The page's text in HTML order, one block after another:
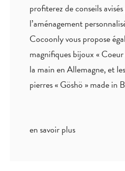
profiterez deconseils avisés
l’aménagement
Cocoonly vous propose
magnifiques bijoux « Coeur
la main en Allemagne, et
pierres « Göshö » made in
en savoir plus